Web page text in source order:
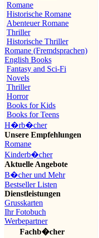
Romane
Historische Romane
Abenteuer Romane
Thriller
Historische Thriller
Romane (Fremdsprachen)
English Books
Fantasy and Sci-Fi
Novels
Thriller
Horror
Books for Kids
Books for Teens
H�rb�cher
Unsere Empfehlungen
Romane
Kinderb�cher
Aktuelle Angebote
B�cher und Mehr
Bestseller Listen
Dienstleistungen
Grusskarten
Ihr Fotobuch
Werbepartner
Fachb�cher